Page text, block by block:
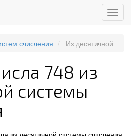
Меню
счисления Из десятичной
748 из
системы
из десятичной системы счисления